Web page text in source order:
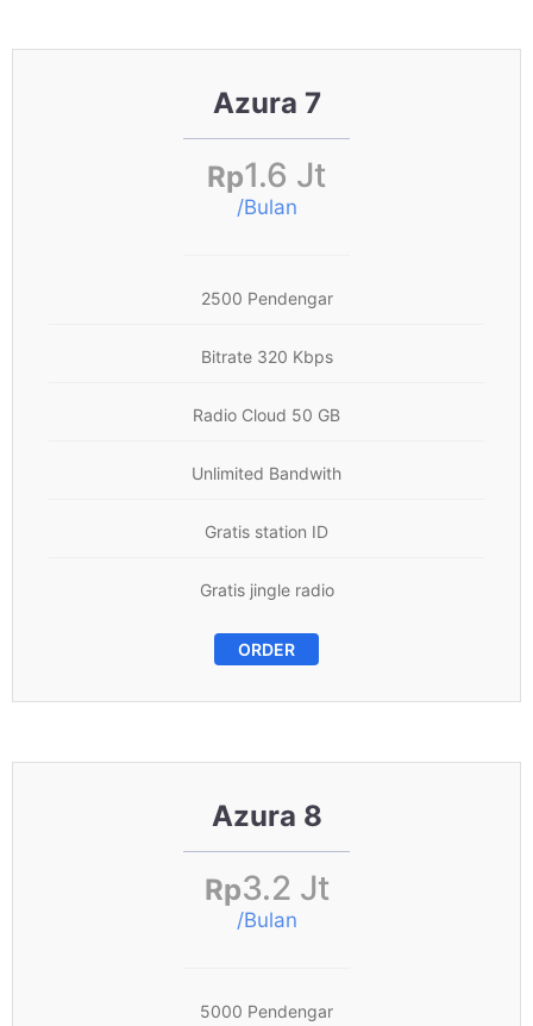
Azura 7
Rp1.6 Jt
/Bulan
2500 Pendengar
Bitrate 320 Kbps
Radio Cloud 50 GB
Unlimited Bandwith
Gratis station ID
Gratis jingle radio
ORDER
Azura 8
Rp3.2 Jt
/Bulan
5000 Pendengar